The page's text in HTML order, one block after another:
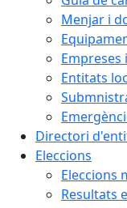
Menjar i
Empreses
Entitats
Directori
Eleccions
Eleccions
Resultats